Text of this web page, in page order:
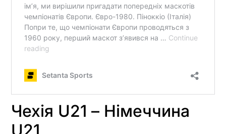
Чехія U21 – Німеччина